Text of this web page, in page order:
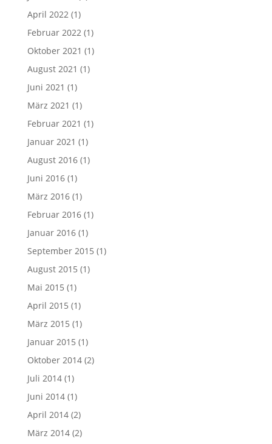
April 2022(1)
Februar 2022(1)
Oktober 2021 (1)
August 2021 (1)
Juni 2021 (1)
März 2021 (1)
Februar 2021 (1)
Januar 2021 (1)
August 2016(1)
Juni 2016(1)
März 2016(1)
Februar 2016(1)
Januar 2016(1)
September 2015 (1)
August 2015 (1)
Mai 2015 (1)
April 2015 (1)
März 2015 (1)
Januar 2015 (1)
Oktober 2014(2)
Juli 2014(1)
Juni 2014(1)
April 2014(2)
März 2014(2)